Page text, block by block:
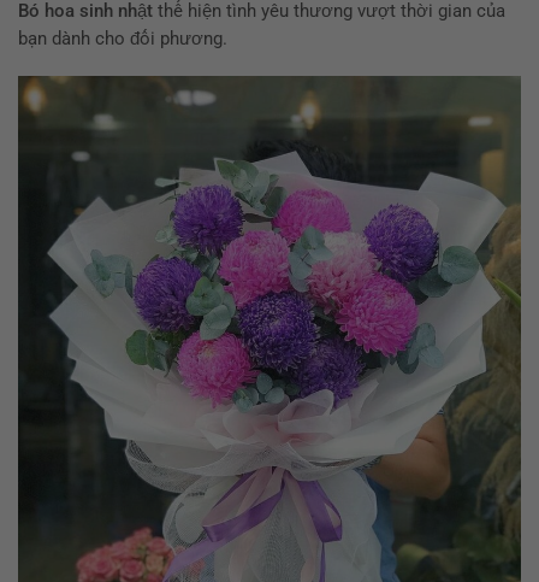
Bó hoa sinh nhật thể hiện tình yêu thương vượt thời gian của
bạn dành cho đối phương.